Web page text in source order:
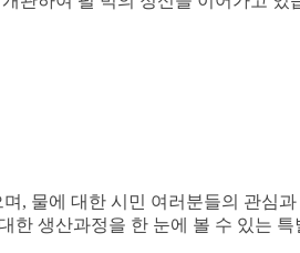
, 물에 대한 시민 여러분들의 관심
한 생산과정을 한 눈에 볼 수 있는